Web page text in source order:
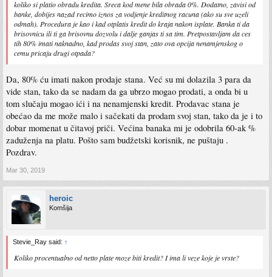
koliko si platio obradu kredita. Sreca kod mene bila obrada 0%. Dodatno, zavisi od
banke, dobijes nazad recimo iznos za vodjenje kreditnog racuna (ako su sve uzeli
odmah). Procedura je kao i kad otplatis kredit do kraja nakon isplate. Banka ti da
brisovnicu ili ti ga brisovnu dozvolu i dalje ganjas ti sa tim. Pretpostavljam da ces
tih 80% imati naknadno, kad prodas svoj stan, zato ova opcija nenamjenskog o
cemu pricaju drugi otpada?
Da, 80% ću imati nakon prodaje stana. Već su mi dolazila 3 para da
vide stan, tako da se nadam da ga ubrzo mogao prodati, a onda bi u
tom slučaju mogao ići i na nenamjenski kredit. Prodavac stana je
obećao da me može malo i sačekati da prodam svoj stan, tako da je i to
dobar momenat u čitavoj priči. Većina banaka mi je odobrila 60-ak %
zaduženja na platu. Pošto sam budžetski korisnik, ne puštaju .
Pozdrav.
Mar 30, 2019
heroic
Komšija
Stevie_Ray said: ↑
Koliko procentualno od netto plate moze biti kredit? I ima li veze koje je vrste?